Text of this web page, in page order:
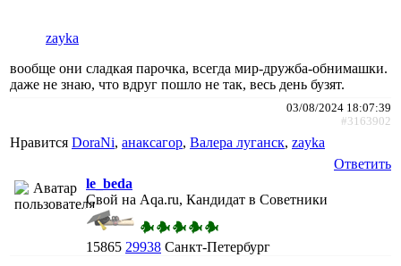
zayka
вообще они сладкая парочка, всегда мир-дружба-обнимашки.
даже не знаю, что вдруг пошло не так, весь день бузят.
03/08/2024 18:07:39
#3163902
Нравится DoraNi, анаксагор, Валера луганск, zayka
Ответить
le_beda
Свой на Aqa.ru, Кандидат в Советники
15865 29938 Санкт-Петербург